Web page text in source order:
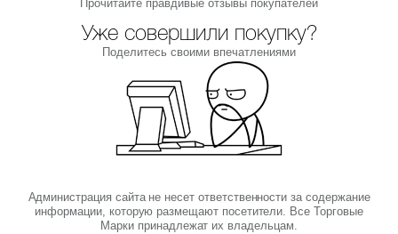
Прочитайте правдивые отзывы покупателей
Уже совершили покупку?
Поделитесь своими впечатлениями
Администрация сайта не несет ответственности за содержание
информации, которую размещают посетители. Все Торговые
Марки принадлежат их владельцам.